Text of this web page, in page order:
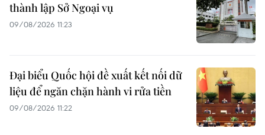
thành lập Sở Ngoại vụ
09/08/2026 11:23
Đại biểu Quốc hội đề xuất kết nối dữ
liệu để ngăn chặn hành vi rửa tiền
09/08/2026 11:22